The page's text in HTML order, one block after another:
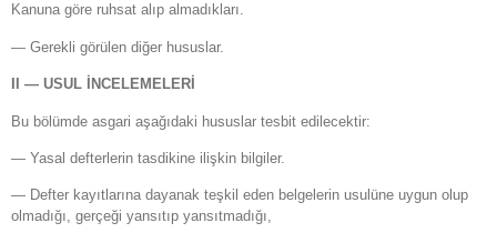
Kanuna göre ruhsat alıp almadıkları.
— Gerekli görülen diğer hususlar.
II — USUL İNCELEMELERİ
Bu bölümde asgari aşağıdaki hususlar tesbit edilecektir:
— Yasal defterlerin tasdikine ilişkin bilgiler.
— Defter kayıtlarına dayanak teşkil eden belgelerin usulüne uygun olup
olmadığı, gerçeği yansıtıp yansıtmadığı,